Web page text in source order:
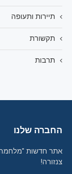
תיירות ותעופה
תקשורת
תרבות
החברה שלנו
אתר חדשות
צנזורה!